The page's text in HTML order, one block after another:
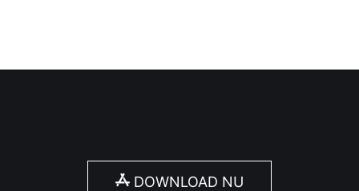
DOWNLOAD NU